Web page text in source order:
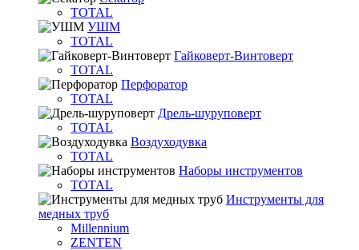
TOTAL
УШМ
TOTAL
Гайковерт-Винтоверт
TOTAL
Перфоратор
TOTAL
Дрель-шуруповерт
TOTAL
Воздуходувка
TOTAL
Наборы инструментов
TOTAL
Инструменты для
медных труб
Millennium
ZENTEN